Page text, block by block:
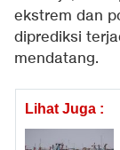
ekstrem dan
diprediksi
mendatang.
Lihat Juga :